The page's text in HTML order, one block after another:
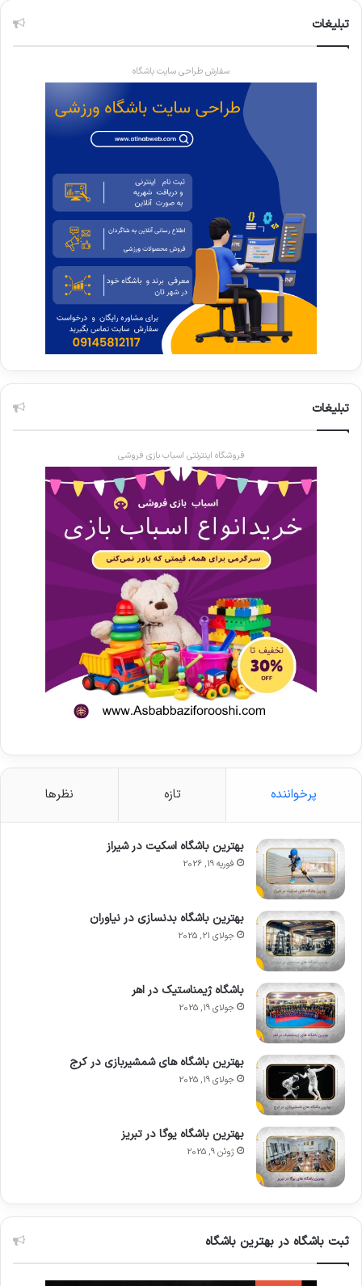
تبلیغات
سفارش طراحی سایت باشگاه
تبلیغات
فروشگاه اینترنتی اسباب بازی فروشی
پرخواننده تازه نظرها
بهترین باشگاه اسکیت در شیراز
فوریه 19, 2026
بهترین باشگاه بدنسازی در نیاوران
جولای 21, 2025
باشگاه ژیمناستیک در اهر
جولای 19, 2025
بهترین باشگاه های شمشیربازی در کرج
جولای 19, 2025
بهترین باشگاه یوگا در تبریز
ژوئن 9, 2025
ثبت باشگاه در بهترین باشگاه